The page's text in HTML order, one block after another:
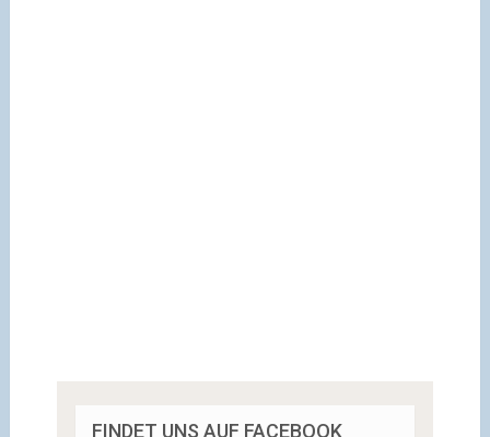
FINDET UNS AUF FACEBOOK